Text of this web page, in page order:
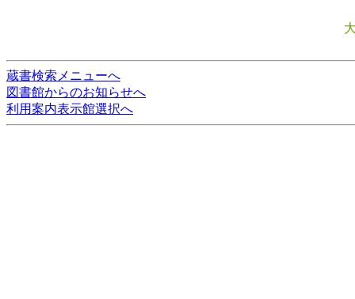
蔵書検索メニューへ
図書館からのお知らせへ
利用案内表示館選択へ